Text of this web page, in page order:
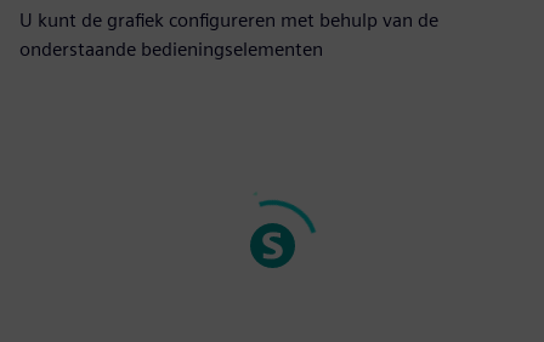
U kunt de grafiek configureren met behulp van de
onderstaande bedieningselementen